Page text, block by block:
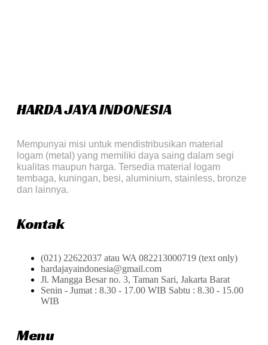
HARDA JAYA INDONESIA
Mempunyai misi untuk mendistribusikan material
logam (metal) yang memiliki daya saing dalam segi
kualitas maupun harga. Tersedia material logam
tembaga, kuningan, besi, aluminium, stainless, bronze
dan lainnya.
Kontak
(021) 22622037 atau WA 082213000719 (text only)
hardajayaindonesia@gmail.com
Jl. Mangga Besar no. 3, Taman Sari, Jakarta Barat
Senin - Jumat : 8.30 - 17.00 WIB Sabtu : 8.30 - 15.00
WIB
Menu